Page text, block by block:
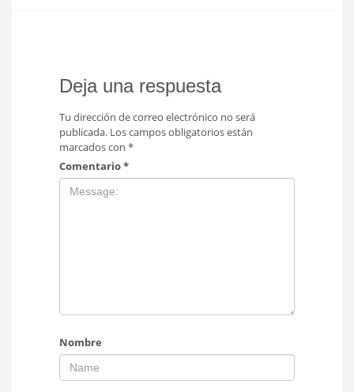
Deja una respuesta
Tu dirección de correo electrónico no será
publicada. Los campos obligatorios están
marcados con *
Comentario*
Nombre